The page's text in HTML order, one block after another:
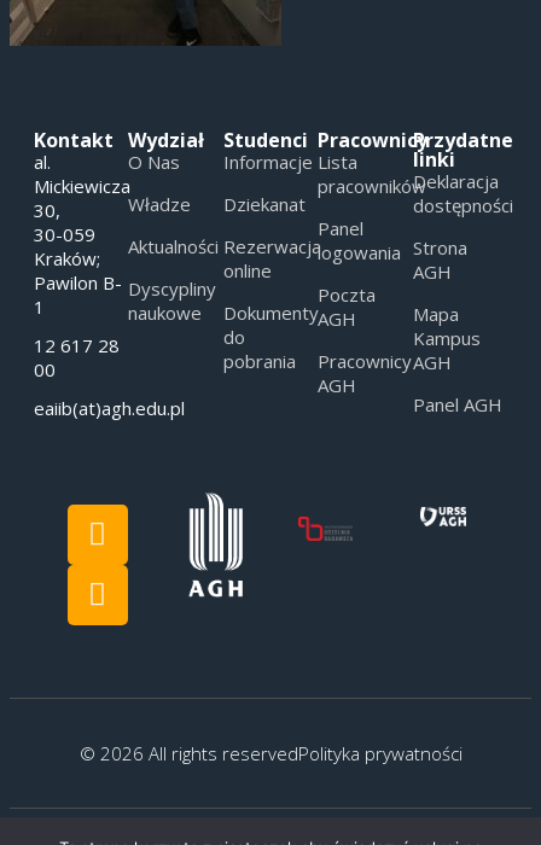
Kontakt
al.
Mickiewicza
30,
30-059
Kraków;
Pawilon B-
1
12 617 28
00
eaiib(at)agh.edu.pl
Wydział
O Nas
Władze
Aktualności
Dyscypliny
naukowe
Studenci
Informacje
Dziekanat
Rezerwacja
online
Dokumenty
do
pobrania
Pracownicy
Lista
pracowników
Panel
logowania
Poczta
AGH
Pracownicy
AGH
Przydatne
linki
Deklaracja
dostępności
Strona
AGH
Mapa
Kampus
AGH
Panel AGH
© 2026 All rights reservedPolityka prywatności